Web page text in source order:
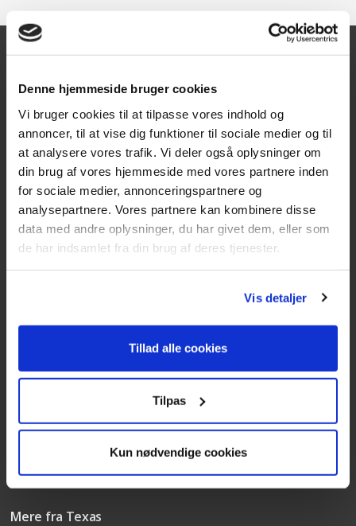
Denne hjemmeside bruger cookies
Vi bruger cookies til at tilpasse vores indhold og
annoncer, til at vise dig funktioner til sociale medier og til
at analysere vores trafik. Vi deler også oplysninger om
din brug af vores hjemmeside med vores partnere inden
for sociale medier, annonceringspartnere og
analysepartnere. Vores partnere kan kombinere disse
data med andre oplysninger, du har givet dem, eller som
de har indsamlet fra din brug af deres tjenester.
Vis detaljer
Tillad alle cookies
Tilpas
Kun nødvendige cookies
Kontakt
Texas A/S
Knullen 22
5260 Odense S
CVR: DK66212319
Kundeservice
Telefonerne er åben alle hverdage
Mere fra Texas